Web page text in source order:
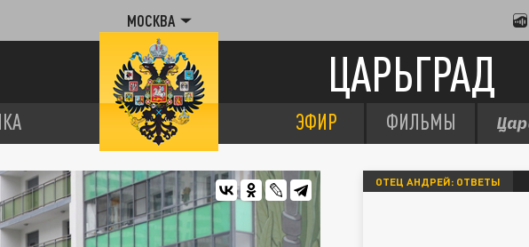
МОСКВА
ЦАРЬГРАД
ЭФИР ФИЛЬМЫ
ОТЕЦ АНДРЕЙ: ОТВЕТЫ